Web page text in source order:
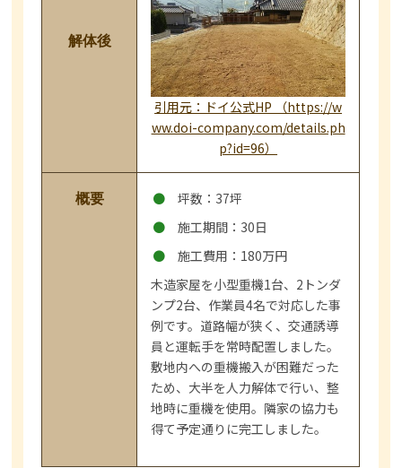
解体後
引用元：ドイ公式HP （https://w
ww.doi-company.com/details.ph
p?id=96）
概要
坪数：37坪
施工期間：30日
施工費用：180万円
木造家屋を小型重機1台、2トンダ
ンプ2台、作業員4名で対応した事
例です。道路幅が狭く、交通誘導
員と運転手を常時配置しました。
敷地内への重機搬入が困難だった
ため、大半を人力解体で行い、整
地時に重機を使用。隣家の協力も
得て予定通りに完工しました。